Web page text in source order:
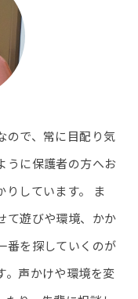
ので、常に目配り気
うに保護者の方へお
しています。 ま
て遊びや環境、かか
番を探していくのが
。声かけや環境を変